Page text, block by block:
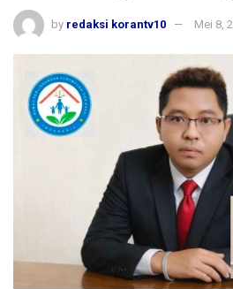
by redaksi korantv10 Mei 8,